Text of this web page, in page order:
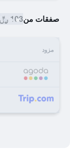
صفقات من103 ﷼
مزود